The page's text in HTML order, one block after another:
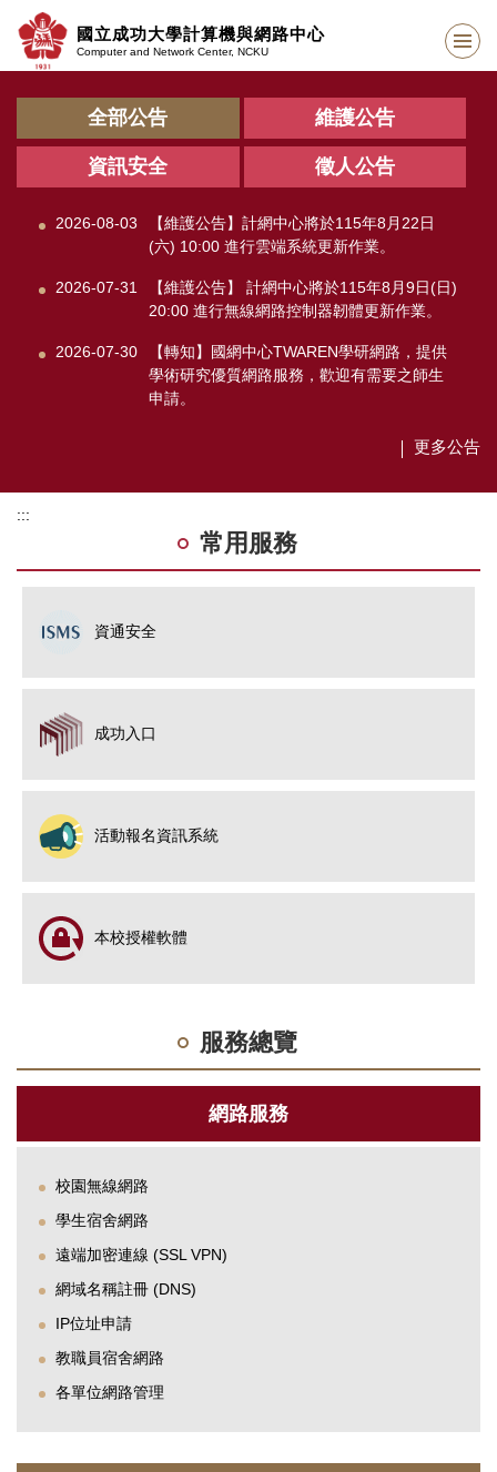
到
國立成功大學計算機與網路中心
Computer and Network Center, NCKU
全部公告 維護公告
資訊安全 徵人公告
2026-08-03
【維護公告】計網中心將於115年8月22日
(六) 10:00 進行雲端系統更新作業。
2026-07-31
【維護公告】 計網中心將於115年8月9日(日)
20:00 進行無線網路控制器韌體更新作業。
2026-07-30
【轉知】國網中心TWAREN學研網路，提供
學術研究優質網路服務，歡迎有需要之師生
申請。
更多公告
:::
常用服務
資通安全
成功入口
活動報名資訊系統
本校授權軟體
服務總覽
網路服務
校園無線網路
學生宿舍網路
遠端加密連線 (SSL VPN)
網域名稱註冊 (DNS)
IP位址申請
教職員宿舍網路
各單位網路管理